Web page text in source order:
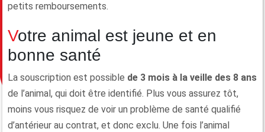
petits remboursements.
Votre animal est jeune et en
bonne santé
La souscription est possible de 3 mois à la veille des 8 ans
de l’animal, qui doit être identifié. Plus vous assurez tôt,
moins vous risquez de voir un problème de santé qualifié
d’antérieur au contrat, et donc exclu. Une fois l’animal